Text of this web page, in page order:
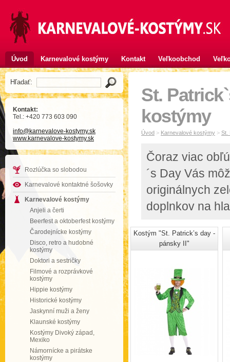
Úvod Karnevalové kostýmy Kontakt Veľkoobchod
Hľadať:
Kontakt:
Tel.: +420 773 603 090
info@karnevalove-kostymy.sk
www.karnevalove-kostymy.sk
Rozlúčka so slobodou
Karnevalové kontaktné šošovky
Karnevalové kostýmy
Anjeli a čerti
Beerfest a oktoberfest kostýmy
Čarodejnícke kostýmy
Disco, retro a hudobné
kostýmy
Doktori a sestričky
Filmové a rozprávkové
kostýmy
Hippie kostýmy
Historické kostýmy
Jaskynní muži a ženy
Klaunské kostýmy
Kostýmy Divoký západ,
Mexiko
Námornícke a pirátske
kostýmy
St.
kostýmy
Úvod > Karnevalové kostýmy > St.
Čoraz viac
´s Day Vás
originálnych
doplnkov na
Kostým "St. Patrick’s day -
pánsky II"